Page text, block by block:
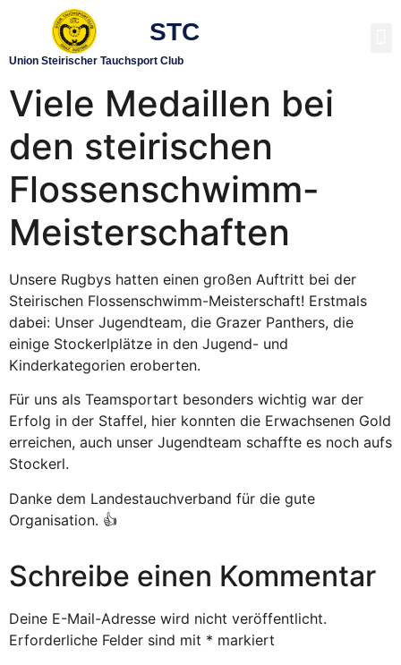
STC
Union Steirischer Tauchsport Club
Viele Medaillen bei
den steirischen
Flossenschwimm-
Meisterschaften
Unsere Rugbys hatten einen großen Auftritt bei der
Steirischen Flossenschwimm-Meisterschaft! Erstmals
dabei: Unser Jugendteam, die Grazer Panthers, die
einige Stockerlplätze in den Jugend- und
Kinderkategorien eroberten.
Für uns als Teamsportart besonders wichtig war der
Erfolg in der Staffel, hier konnten die Erwachsenen Gold
erreichen, auch unser Jugendteam schaffte es noch aufs
Stockerl.
Danke dem Landestauchverband für die gute
Organisation. 👍
Schreibe einen Kommentar
Deine E-Mail-Adresse wird nicht veröffentlicht.
Erforderliche Felder sind mit * markiert